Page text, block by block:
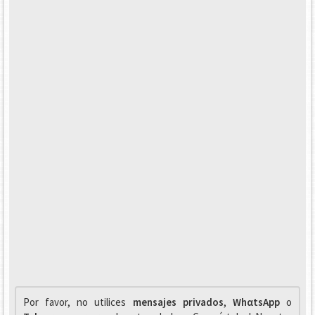
Por favor, no utilices mensajes privados, WhαtsAppo